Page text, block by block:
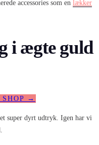
accessories som en lækker
i ægte guld
→
super dyrt udtryk. Igen har vi